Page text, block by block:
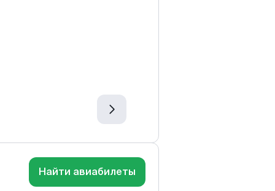
Найти авиабилеты